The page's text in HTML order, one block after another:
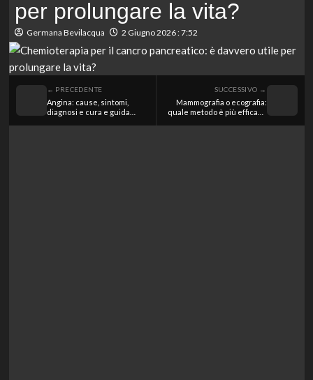
per prolungare la vita?
Germana Bevilacqua 2 Giugno 2026 : 7:52
← PRECEDENTE
Angina: cause, sintomi,
diagnosi e cura e guida
SUCCESSIVO →
Mammografia o ecografia:
quale metodo è più efficace